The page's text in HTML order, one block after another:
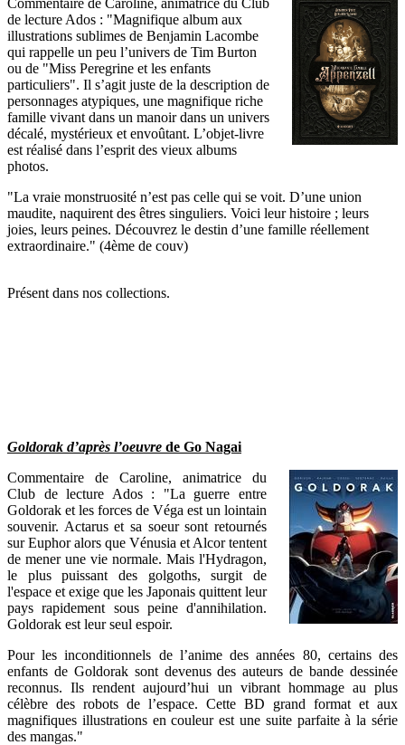
de lecture Ados : "Magnifique album aux
illustrations sublimes de Benjamin Lacombe
qui rappelle un peu l’univers de Tim Burton
ou de "Miss Peregrine et les enfants
particuliers". Il s’agit juste de la description de
personnages atypiques, une magnifique riche
famille vivant dans un manoir dans un univers
décalé, mystérieux et envoûtant. L’objet-livre
est réalisé dans l’esprit des vieux albums
photos.
"La vraie monstruosité n’est pas celle qui se voit. D’une union
maudite, naquirent des êtres singuliers. Voici leur histoire ; leurs
joies, leurs peines. Découvrez le destin d’une famille réellement
extraordinaire." (4ème de couv)
Présent dans nos collections.
Goldorak d’après l’oeuvre de Go Nagai
Commentaire de Caroline, animatrice du
Club de lecture Ados : "La guerre entre
Goldorak et les forces de Véga est un lointain
souvenir. Actarus et sa soeur sont retournés
sur Euphor alors que Vénusia et Alcor tentent
de mener une vie normale. Mais l'Hydragon,
le plus puissant des golgoths, surgit de
l'espace et exige que les Japonais quittent leur
pays rapidement sous peine d'annihilation.
Goldorak est leur seul espoir.
Pour les inconditionnels de l’anime des années 80, certains des
enfants de Goldorak sont devenus des auteurs de bande dessinée
reconnus. Ils rendent aujourd’hui un vibrant hommage au plus
célèbre des robots de l’espace. Cette BD grand format et aux
magnifiques illustrations en couleur est une suite parfaite à la série
des mangas."